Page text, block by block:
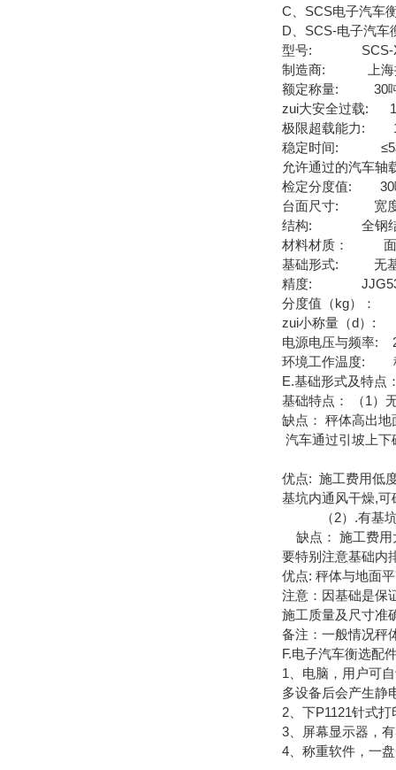
C、SCS电子汽车
D、SCS-电子汽车
型号: SCS-
制造商: 上海捷
额定称量: 30吨，
zui大安全过载:
极限超载能力:
稳定时间: ≤5
允许通过的汽车轴
检定分度值: 30吨
台面尺寸: 宽度
结构: 全钢结构,
材料材质： 面板
基础形式: 无基
精度:
分度值（kg）
zui小称量（d）
电源电压与频率:
环境工作温度:
E.基础形式及特点
基础特点： （1）
缺点： 秤体
汽车通过引坡上下
优点:
基坑内通风干燥,
（2）.有基坑
缺点： 施工费用
要特别注意基础内
优点: 秤体与地面
注意：因基础是保
施工质量及尺寸准
备注：一般情况秤
F.电子汽车衡选配
1、电脑，用户可
多设备后会产生静
2、下P1121针式
3、屏幕显示器，
4、称重软件，一